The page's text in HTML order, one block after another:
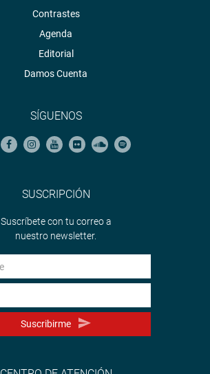
Contrastes
Agenda
Editorial
Damos Cuenta
SÍGUENOS
SUSCRIPCIÓN
Suscríbete con tu correo a
nuestro newsletter.
Suscribirme